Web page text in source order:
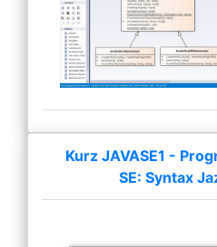
Kurz JAVASE1 -
SE: Syntax